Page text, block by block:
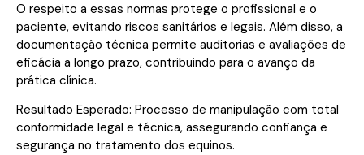
O respeito a essas normas protege o profissional e o
paciente, evitando riscos sanitários e legais. Além disso, a
documentação técnica permite auditorias e avaliações de
eficácia a longo prazo, contribuindo para o avanço da
prática clínica.
Resultado Esperado: Processo de manipulação com total
conformidade legal e técnica, assegurando confiança e
segurança no tratamento dos equinos.